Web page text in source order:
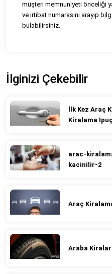
müşteri memnuniyeti önceliği
ve irtibat numarasını arayıp
bulabilirsiniz.
İlginizi Çekebilir
İlk Kez Araç
Kiralama
arac-
kacinilir-2
Araç
Araba